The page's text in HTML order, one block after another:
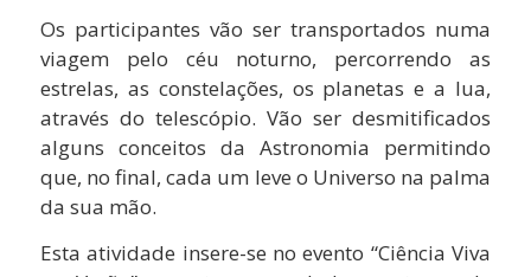
Os participantes vão ser transportados numa
viagem pelo céu noturno, percorrendo as
estrelas, as constelações, os planetas e a lua,
através do telescópio. Vão ser desmitificados
alguns conceitos da Astronomia permitindo
que, no final, cada um leve o Universo na palma
da sua mão.
Esta atividade insere-se no evento “Ciência Viva